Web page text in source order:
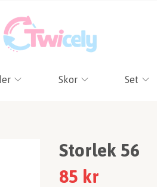
Skor Set
Storlek 56
85 kr